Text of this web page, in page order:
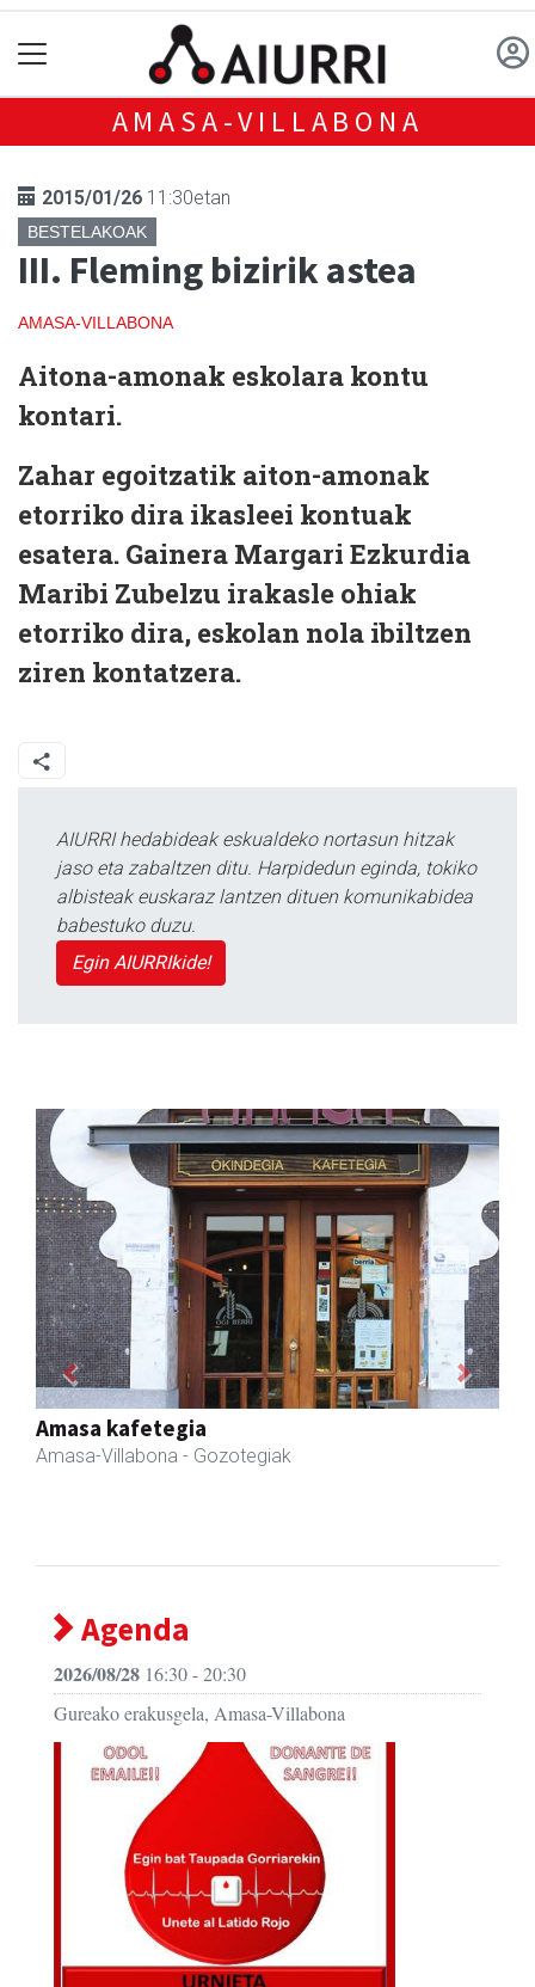
AMASA-VILLABONA
2015/01/26 11:30etan
BESTELAKOAK
III. Fleming bizirik astea
AMASA-VILLABONA
Aitona-amonak eskolara kontu
kontari.
Zahar egoitzatik aiton-amonak
etorriko dira ikasleei kontuak
esatera. Gainera Margari Ezkurdia
Maribi Zubelzu irakasle ohiak
etorriko dira, eskolan nola ibiltzen
ziren kontatzera.
AIURRI hedabideak eskualdeko nortasun hitzak
jaso eta zabaltzen ditu. Harpidedun eginda, tokiko
albisteak euskaraz lantzen dituen komunikabidea
babestuko duzu.
Egin AIURRIkide!
Iraola aholkularitza
Amasa-Villabona
Previous Next
Agenda
2026/08/28 16:30 - 20:30
Gureako erakusgela, Amasa-Villabona